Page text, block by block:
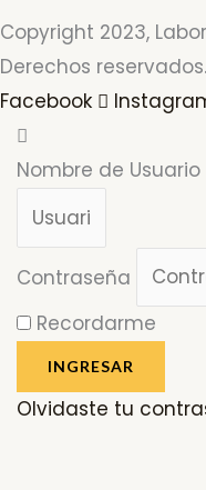
Copyright 2023,
Derechos reservados.
Facebook
Nombre de
Contraseña
Recordarme
INGRESAR
Olvidaste tu